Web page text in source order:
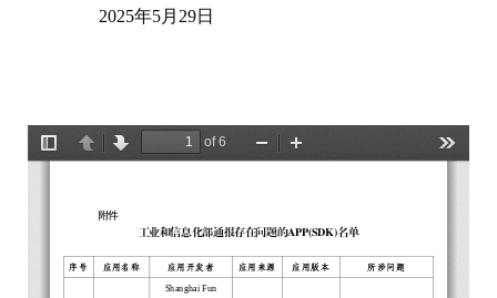
2025年5月29日